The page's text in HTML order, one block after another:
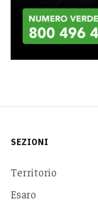
SEZIONI
Territorio
Esaro